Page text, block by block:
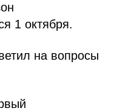
1 октября.
на вопросы